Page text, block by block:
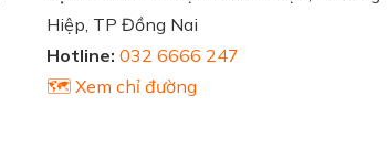
Hiệp, TP Đồng Nai
Hotline: 032 6666 247
🗺️ Xem chỉ đường